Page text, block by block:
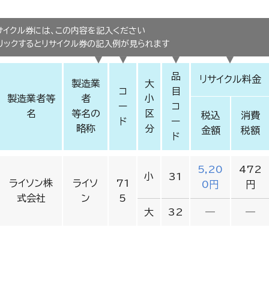
冷蔵庫・冷凍庫
イクル券には、この内容を記入ください
ックするとリサイクル券の記入例が見られます
製造業者等
名
製造業
者
等名の
略称
コ
ー
ド
大
小
区
分
品
目
コ
ー
ド
リサイクル料金
税込
金額
消費
税額
ライソン株
式会社
ライソ
ン
71
5
小 31
5,20
0円
472
円
大 32 ― ―